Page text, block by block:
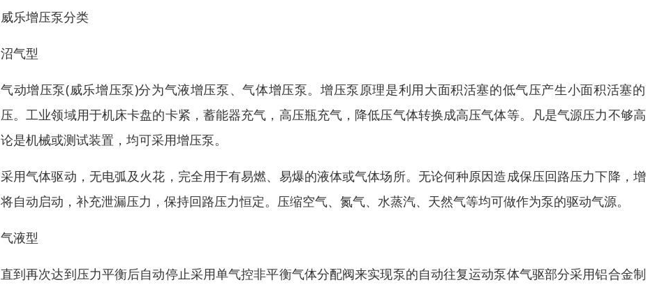
威乐增压泵分类
沼气型
气动增压泵(威乐增压泵)分为气液增压泵、气体增压泵。增压泵原理是利用大面积活塞的低气压产生小面积活塞
压。工业领域用于机床卡盘的卡紧，蓄能器充气，高压瓶充气，降低压气体转换成高压气体等。凡是气源压力不够
论是机械或测试装置，均可采用增压泵。
采用气体驱动，无电弧及火花，完全用于有易燃、易爆的液体或气体场所。无论何种原因造成保压回路压力下降，
将自动启动，补充泄漏压力，保持回路压力恒定。压缩空气、氮气、水蒸汽、天然气等均可做作为泵的驱动气源。
气液型
直到再次达到压力平衡后自动停止采用单气控非平衡气体分配阀来实现泵的自动往复运动泵体气驱部分采用铝合金